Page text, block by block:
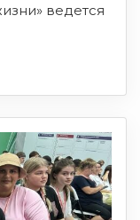
ведется